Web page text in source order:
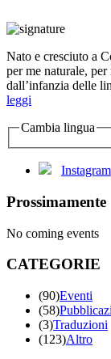
Nato e cresciuto a
per me naturale,
dall’infanzia delle
leggi
Cambia lingua
Instagram
Prossimamente
No coming events
CATEGORIE
(90)Eventi
(58)
(3)Traduzioni
(123)Altro